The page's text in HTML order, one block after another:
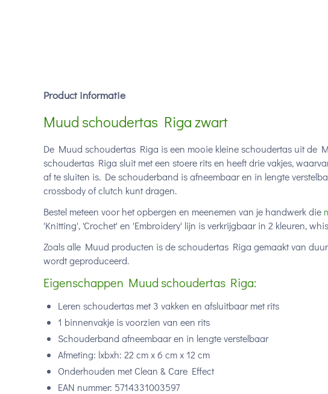
Product informatie
Muud schoudertas Riga zwart
De Muud schoudertas Riga is een mooie kleine schoudertas uit de
schoudertas Riga sluit met een stoere rits en heeft drie vakjes,
af te sluiten is. De schouderband is afneembaar en in lengte
crossbody of clutch kunt dragen.
Bestel meteen voor het opbergen en meenemen van je handwerk die
'Knitting', 'Crochet' en 'Embroidery' lijn is verkrijgbaar in 2 kleuren,
Zoals alle Muud producten is de schoudertas Riga gemaakt van
wordt geproduceerd.
Eigenschappen Muud schoudertas Riga:
Leren schoudertas met 3 vakken en afsluitbaar met rits
1 binnenvakje is voorzien van een rits
Schouderband afneembaar en in lengte verstelbaar
Afmeting: lxbxh: 22 cm x 6 cm x 12 cm
Onderhouden met Clean & Care Effect
EAN nummer: 5714331003597